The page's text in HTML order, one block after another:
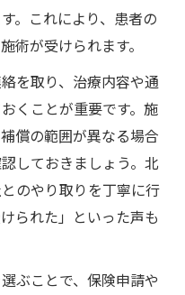
。これにより、患者の
術が受けられます。
を取り、治療内容や通
くことが重要です。施
償の範囲が異なる場合
しておきましょう。北
のやり取りを丁寧に行
られた」といった声も
ぶことで、保険申請や